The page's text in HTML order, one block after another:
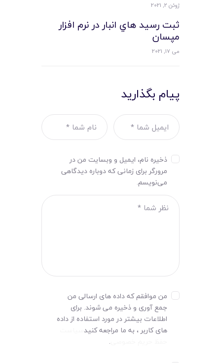
ژوئن 2, 2021
ثبت رسيد هاي انبار در نرم افزار
مپسان
می 17, 2021
پیام بگذارید
ذخیره نام، ایمیل و وبسایت من در
مرورگر برای زمانی که دوباره دیدگاهی
می‌نویسم.
من موافقم که داده های ارسالی من
جمع آوری و ذخیره می شوند. برای
اطلاعات بیشتر در مورد استفاده از داده
های کاربر ، به ما مراجعه کنید
.